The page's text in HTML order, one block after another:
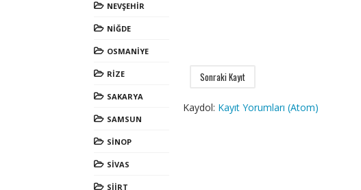
NEVŞEHİR
NİĞDE
OSMANİYE
RİZE
SAKARYA
SAMSUN
SİNOP
SİVAS
SİİRT
Sonraki Kayıt
Kaydol: Kayıt Yorumları (Atom)